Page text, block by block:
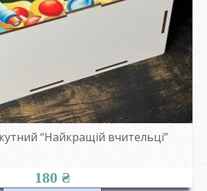
“Найкращій вчительці”
180 ₴